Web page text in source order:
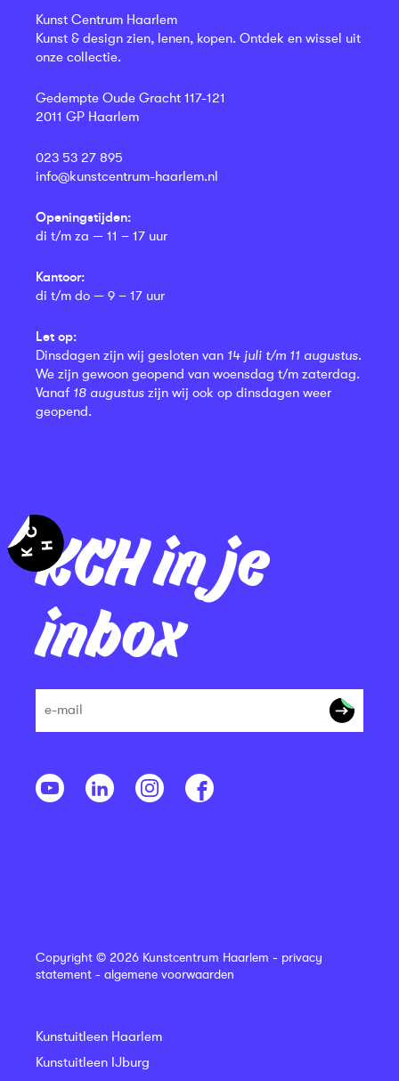
KCH in je
inbox
Kunst Centrum Haarlem
Kunst & design zien, lenen, kopen. Ontdek en wissel uit
onze collectie.
Gedempte Oude Gracht 117-121
2011 GP Haarlem
023 53 27 895
info@kunstcentrum-haarlem.nl
Openingstijden:
di t/m za — 11 – 17 uur
Kantoor:
di t/m do — 9 – 17 uur
Let op:
Dinsdagen zijn wij gesloten van 14 juli t/m 11 augustus.
We zijn gewoon geopend van woensdag t/m zaterdag.
Vanaf 18 augustus zijn wij ook op dinsdagen weer
geopend.
Copyright © 2026 Kunstcentrum Haarlem - privacy
statement - algemene voorwaarden
Kunstuitleen Haarlem
Kunstuitleen IJburg